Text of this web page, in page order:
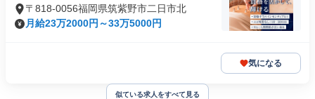
〒818-0056福岡県筑紫野市二日市北
月給23万2000円～33万5000円
気になる
似ている求人をすべて見る